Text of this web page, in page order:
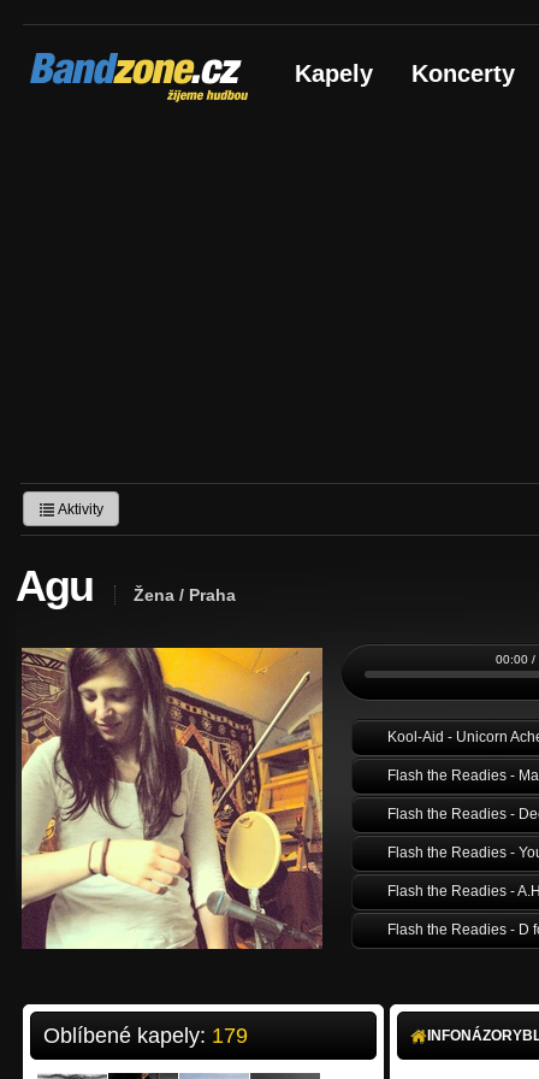
Bandzone.cz
žijeme hudbou Kapely Koncerty
Aktivity
Agu Žena / Praha
00:00 /
Kool-Aid - Unicorn
Flash the Readies -
Flash the Readies -
Flash the Readies -
Flash the Readies -
Flash the Readies - D
Kalle - 01 MY LOST
Diary Of My
Oblíbené kapely: 179 INFONÁZORY